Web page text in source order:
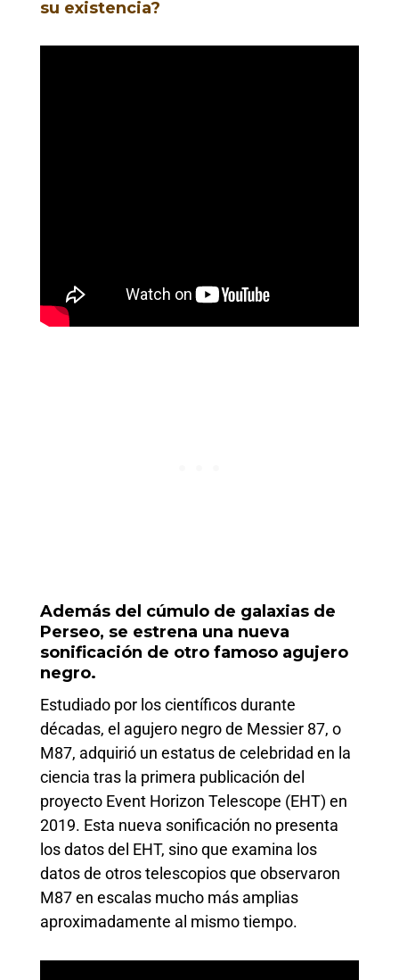
su existencia?
Además del cúmulo de galaxias de
Perseo, se estrena una nueva
sonificación de otro famoso agujero
negro.
Estudiado por los científicos durante
décadas, el agujero negro de Messier 87, o
M87, adquirió un estatus de celebridad en la
ciencia tras la primera publicación del
proyecto Event Horizon Telescope (EHT) en
2019. Esta nueva sonificación no presenta
los datos del EHT, sino que examina los
datos de otros telescopios que observaron
M87 en escalas mucho más amplias
aproximadamente al mismo tiempo.